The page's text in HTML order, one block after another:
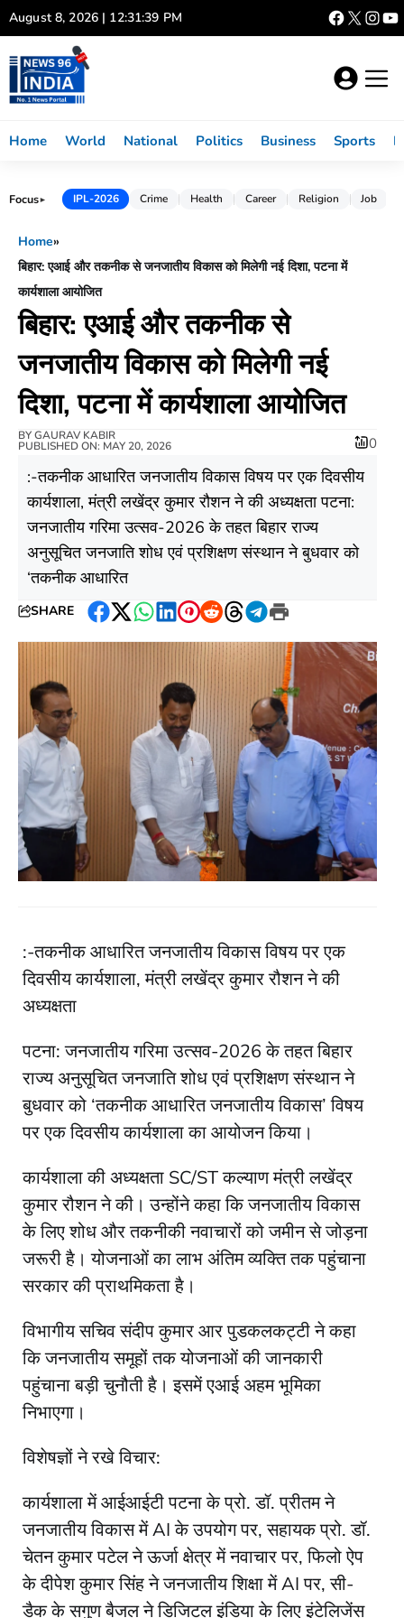
Skip
to
content
August 8, 2026 | 12:31:40 PM
Home World National Politics Business Sports
Focus► IPL-2026 Crime Health Career Religion Job
Home»
बिहार: एआई और तकनीक से जनजातीय विकास को मिलेगी नई दिशा, पटना में
कार्यशाला आयोजित
बिहार: एआई और तकनीक से
जनजातीय विकास को मिलेगी नई
दिशा, पटना में कार्यशाला आयोजित
BYGAURAV KABIR
PUBLISHED ON: MAY 20, 2026 0
:-तकनीक आधारित जनजातीय विकास विषय पर एक दिवसीय
कार्यशाला, मंत्री लखेंद्र कुमार रौशन ने की अध्यक्षता पटना:
जनजातीय गरिमा उत्सव-2026 के तहत बिहार राज्य
अनुसूचित जनजाति शोध एवं प्रशिक्षण संस्थान ने बुधवार को
‘तकनीक आधारित
SHARE
Facebook
Twitter
WhatsApp
LinkedIn
Pinterest
RedditThreads
Telegram
Print
:-तकनीक आधारित जनजातीय विकास विषय पर एक
दिवसीय कार्यशाला, मंत्री लखेंद्र कुमार रौशन ने की
अध्यक्षता
पटना: जनजातीय गरिमा उत्सव-2026 के तहत बिहार
राज्य अनुसूचित जनजाति शोध एवं प्रशिक्षण संस्थान ने
बुधवार को ‘तकनीक आधारित जनजातीय विकास’ विषय
पर एक दिवसीय कार्यशाला का आयोजन किया।
कार्यशाला की अध्यक्षता SC/ST कल्याण मंत्री लखेंद्र
कुमार रौशन ने की। उन्होंने कहा कि जनजातीय विकास
के लिए शोध और तकनीकी नवाचारों को जमीन से जोड़ना
जरूरी है। योजनाओं का लाभ अंतिम व्यक्ति तक पहुंचाना
सरकार की प्राथमिकता है।
विभागीय सचिव संदीप कुमार आर पुडकलकट्टी ने कहा
कि जनजातीय समूहों तक योजनाओं की जानकारी
पहुंचाना बड़ी चुनौती है। इसमें एआई अहम भूमिका
निभाएगा।
विशेषज्ञों ने रखे विचार:
कार्यशाला में आईआईटी पटना के प्रो. डॉ. प्रीतम ने
जनजातीय विकास में AI के उपयोग पर, सहायक प्रो. डॉ.
चेतन कुमार पटेल ने ऊर्जा क्षेत्र में नवाचार पर, फिलो ऐप
के दीपेश कुमार सिंह ने जनजातीय शिक्षा में AI पर, सी-
डैक के सगुण बैजल ने डिजिटल इंडिया के लिए इंटेलिजेंस